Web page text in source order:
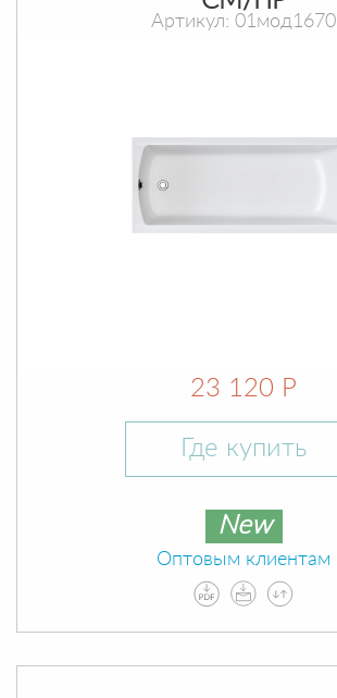
Артикул: 01мод1670
23 120 Р
Где купить
New
Оптовым клиентам